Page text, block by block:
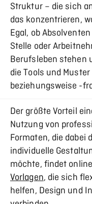
Struktur – die sich
das konzentrieren,
Egal, ob
Stelle oder
Berufsleben stehen
die Tools und
beziehungsweise -
Der größte Vorteil
Nutzung von
Formaten, die dabei
individuelle
möchte, findet
Vorlagen, die sich
helfen, Design und